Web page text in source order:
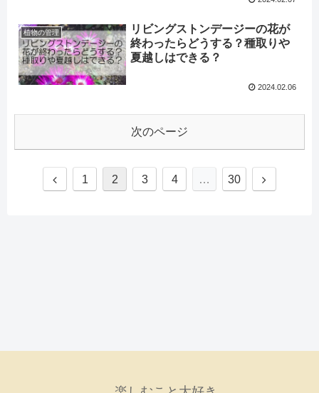
植物の管理
リビングストンデージーの花が
終わったらどうする？種取りや
夏越しはできる？
2024.02.06
次のページ
1 2 3 4 … 30